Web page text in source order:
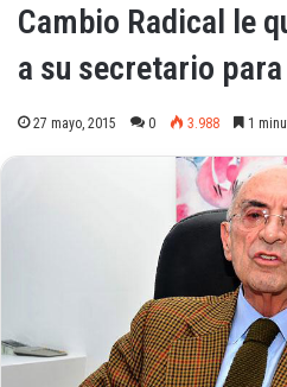
Cambio Radical le
a su secretario
27 mayo, 2015 0 3.988 1